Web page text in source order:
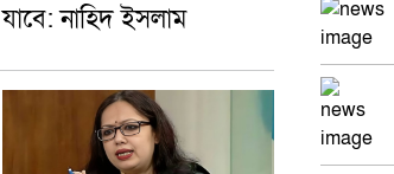
যাবে: নাহিদ ইসলাম